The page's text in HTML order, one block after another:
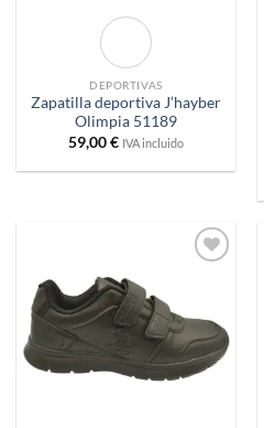
DEPORTIVAS
Zapatilla deportiva J’hayber
Olimpia 51189
59,00€ IVA incluido